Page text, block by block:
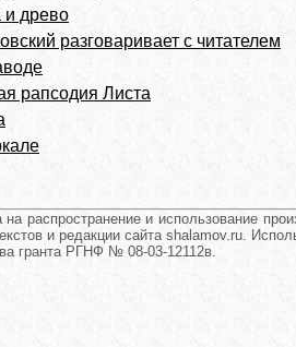
и древо
разговаривает с читателем
рапсодия Листа
на распространение и использование
и редакции сайта shalamov.ru.
гранта РГНФ № 08-03-12112в.